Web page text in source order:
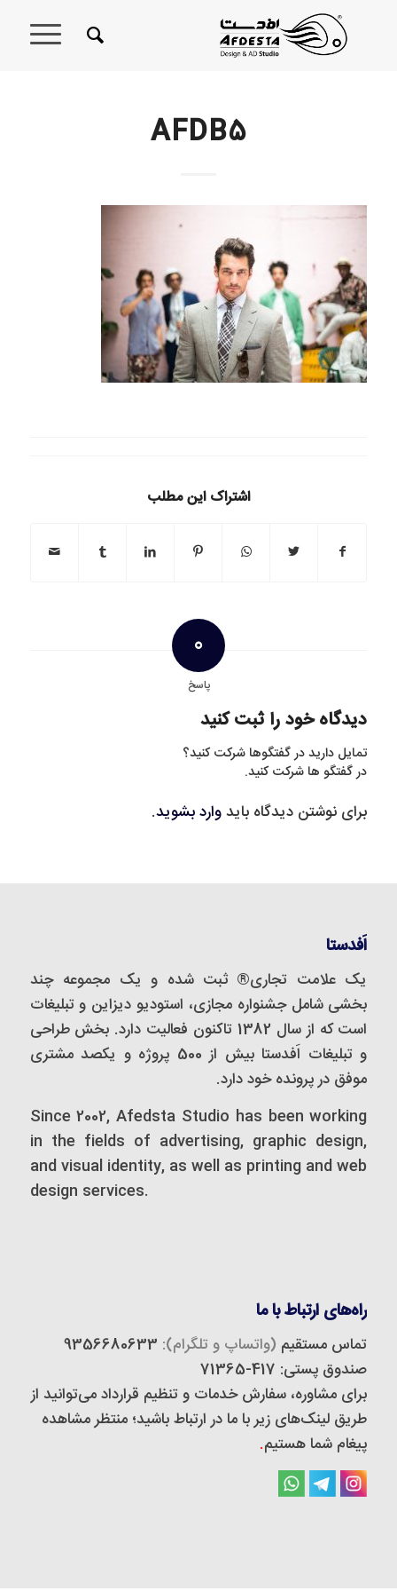
AFDB5
اشتراک این مطلب
0
پاسخ
دیدگاه خود را ثبت کنید
تمایل دارید در گفتگوها شرکت کنید؟
در گفتگو ها شرکت کنید.
برای نوشتن دیدگاه بایدوارد بشوید.
اَفدستا
یک علامت تجاری® ثبت شده و یک مجموعه‌ چند
بخشی شامل جشنواره مجازی، استودیو دیزاین و تبلیغات
است که از سال 1382 تاکنون فعالیت دارد. بخش طراحی
و تبلیغات اَفدستا بیش از 500 پروژه و یکصد مشتری
موفق در پرونده خود دارد.
Since 2002, Afedsta Studio has been working
in the fields of advertising, graphic design,
and visual identity, as well as printing and web
design services.
راه‌های ارتباط با ما
تماس مستقیم (واتساپ و تلگرام):
صندوق پستی: 417-71365
برای مشاوره، سفارش خدمات و تنظیم قرارداد می‌توانید از
طریق لینک‌های زیر با ما در ارتباط باشید؛ منتظر مشاهده
پیغام شما هستیم.